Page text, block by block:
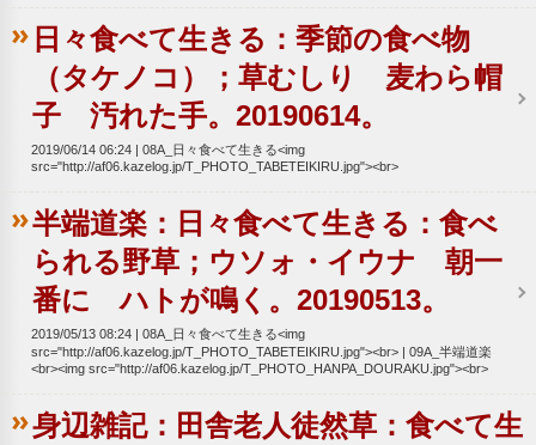
日々食べて生きる：季節の食べ物
（タケノコ）；草むしり 麦わら帽
子 汚れた手。20190614。
2019/06/14 06:24
08A_日々食べて生きる<img
src="http://af06.kazelog.jp/T_PHOTO_TABETEIKIRU.jpg"><br>
半端道楽：日々食べて生きる：食べ
られる野草；ウソォ・イウナ 朝一
番に ハトが鳴く。20190513。
2019/05/13 08:24
08A_日々食べて生きる<img
src="http://af06.kazelog.jp/T_PHOTO_TABETEIKIRU.jpg"><br>
09A_半端道楽
<br><img src="http://af06.kazelog.jp/T_PHOTO_HANPA_DOURAKU.jpg"><br>
身辺雑記：田舎老人徒然草：食べて生